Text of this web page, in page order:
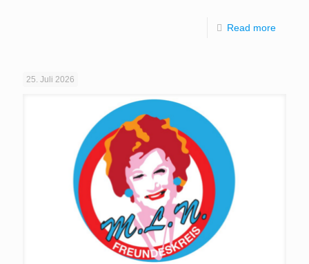
Read more
25. Juli 2026